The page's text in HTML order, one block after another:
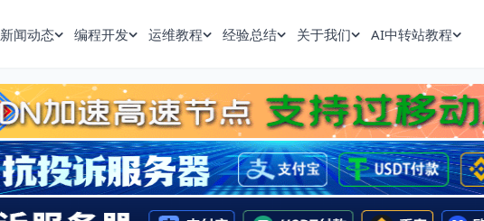
新闻动态 编程开发 运维教程 经验总结 关于我们 AI中转站教程